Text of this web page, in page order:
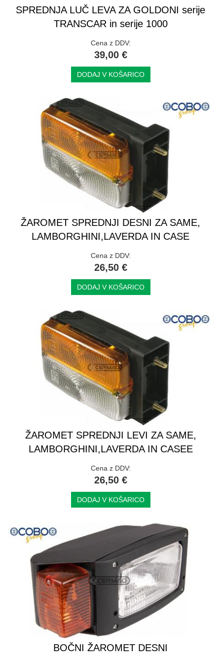
SPREDNJA LUČ LEVA ZA GOLDONI serije
TRANSCAR in serije 1000
Cena z DDV:
39,00 €
DODAJ V KOŠARICO
ŽAROMET SPREDNJI DESNI ZA SAME,
LAMBORGHINI,LAVERDA IN CASE
Cena z DDV:
26,50 €
DODAJ V KOŠARICO
ŽAROMET SPREDNJI LEVI ZA SAME,
LAMBORGHINI,LAVERDA IN CASEE
Cena z DDV:
26,50 €
DODAJ V KOŠARICO
BOČNI ŽAROMET DESNI